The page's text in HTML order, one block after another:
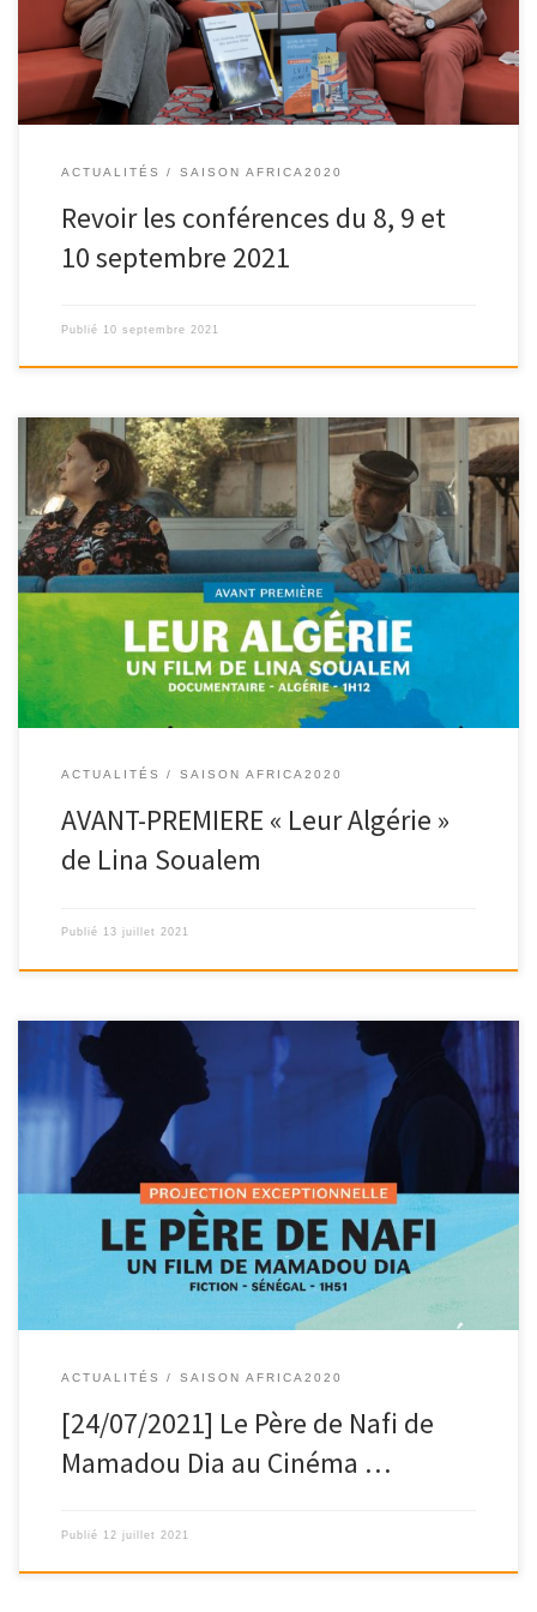
ACTUALITÉS SAISON AFRICA2020
Revoir les conférences du 8, 9 et
10 septembre 2021
Publié 10 septembre 2021
Le film « Leur Algérie » de Lina Soualem sera projeté en AVANT-
PREMIERE au Cinéma Le César […]
ACTUALITÉS SAISON AFRICA2020
AVANT-PREMIERE « Leur Algérie »
de Lina Soualem
Publié 13 juillet 2021
« LE PÈRE DE NAFI « un film de mamadou dia sera projeté
exceptionnellement le samedi 24 […]
ACTUALITÉS SAISON AFRICA2020
[24/07/2021] Le Père de Nafi de
Mamadou Dia au Cinéma …
Publié 12 juillet 2021